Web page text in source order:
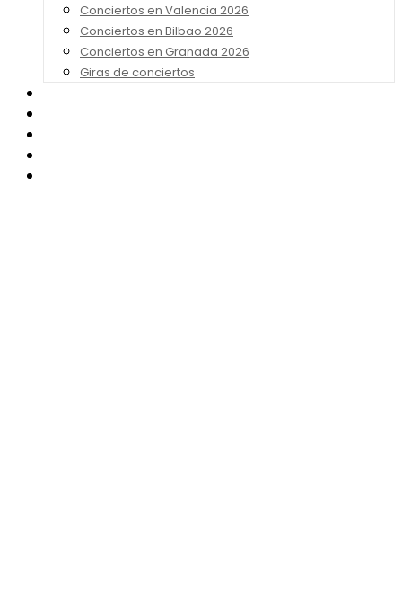
Conciertos en Valencia 2026
Conciertos en Bilbao 2026
Conciertos en Granada 2026
Giras de conciertos